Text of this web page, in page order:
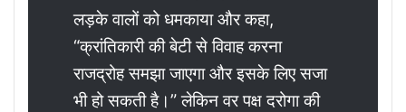
लड़के वालों को धमकाया और कहा,
“क्रांतिकारी की बेटी से विवाह करना
राजद्रोह समझा जाएगा और इसके लिए सजा
भी हो सकती है।” लेकिन वर पक्ष दरोगा की